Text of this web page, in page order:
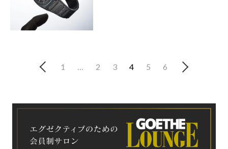
1 … 2 3 4 5 6